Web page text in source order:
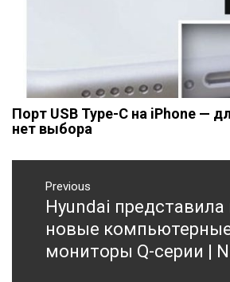
Порт USB Type-C на iPhone —
нет выбора
Навигация
записям
Previous
Previous
post:
Hyundai представила
новые
мониторы Q-серии |